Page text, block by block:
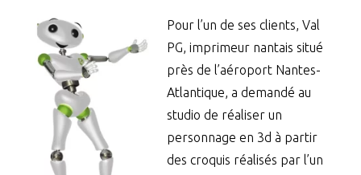
Pour l’un de ses clients, Val
PG, imprimeur nantais situé
près de l’aéroport Nantes-
Atlantique, a demandé au
studio de réaliser un
personnage en 3d à partir
des croquis réalisés par l’un